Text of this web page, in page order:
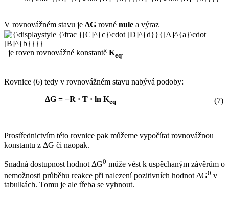
V rovnovážném stavu je ΔG rovné nule a výraz
je roven rovnovážné konstantě Keq.
Rovnice (6) tedy v rovnovážném stavu nabývá podoby:
(7)
ΔG = −R · T · ln Keq
Prostřednictvím této rovnice pak můžeme vypočítat rovnovážnou
konstantu z ΔG či naopak.
Snadná dostupnost hodnot ΔG0 může vést k uspěchaným závěrům o
nemožnosti průběhu reakce při nalezení pozitivních hodnot ΔG0 v
tabulkách. Tomu je ale třeba se vyhnout.